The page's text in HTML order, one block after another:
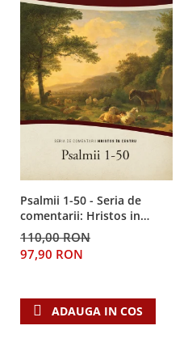
Psalmii 1-50 - Seria de
comentarii: Hristos in
centru
110,00 RON
97,90 RON
ADAUGA IN COS